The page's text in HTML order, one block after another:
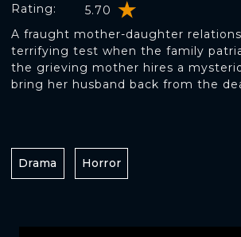
Rating: 5.70
A fraught mother-daughter
terrifying test when the family
the grieving mother hires a
bring her husband back from the
Drama Horror